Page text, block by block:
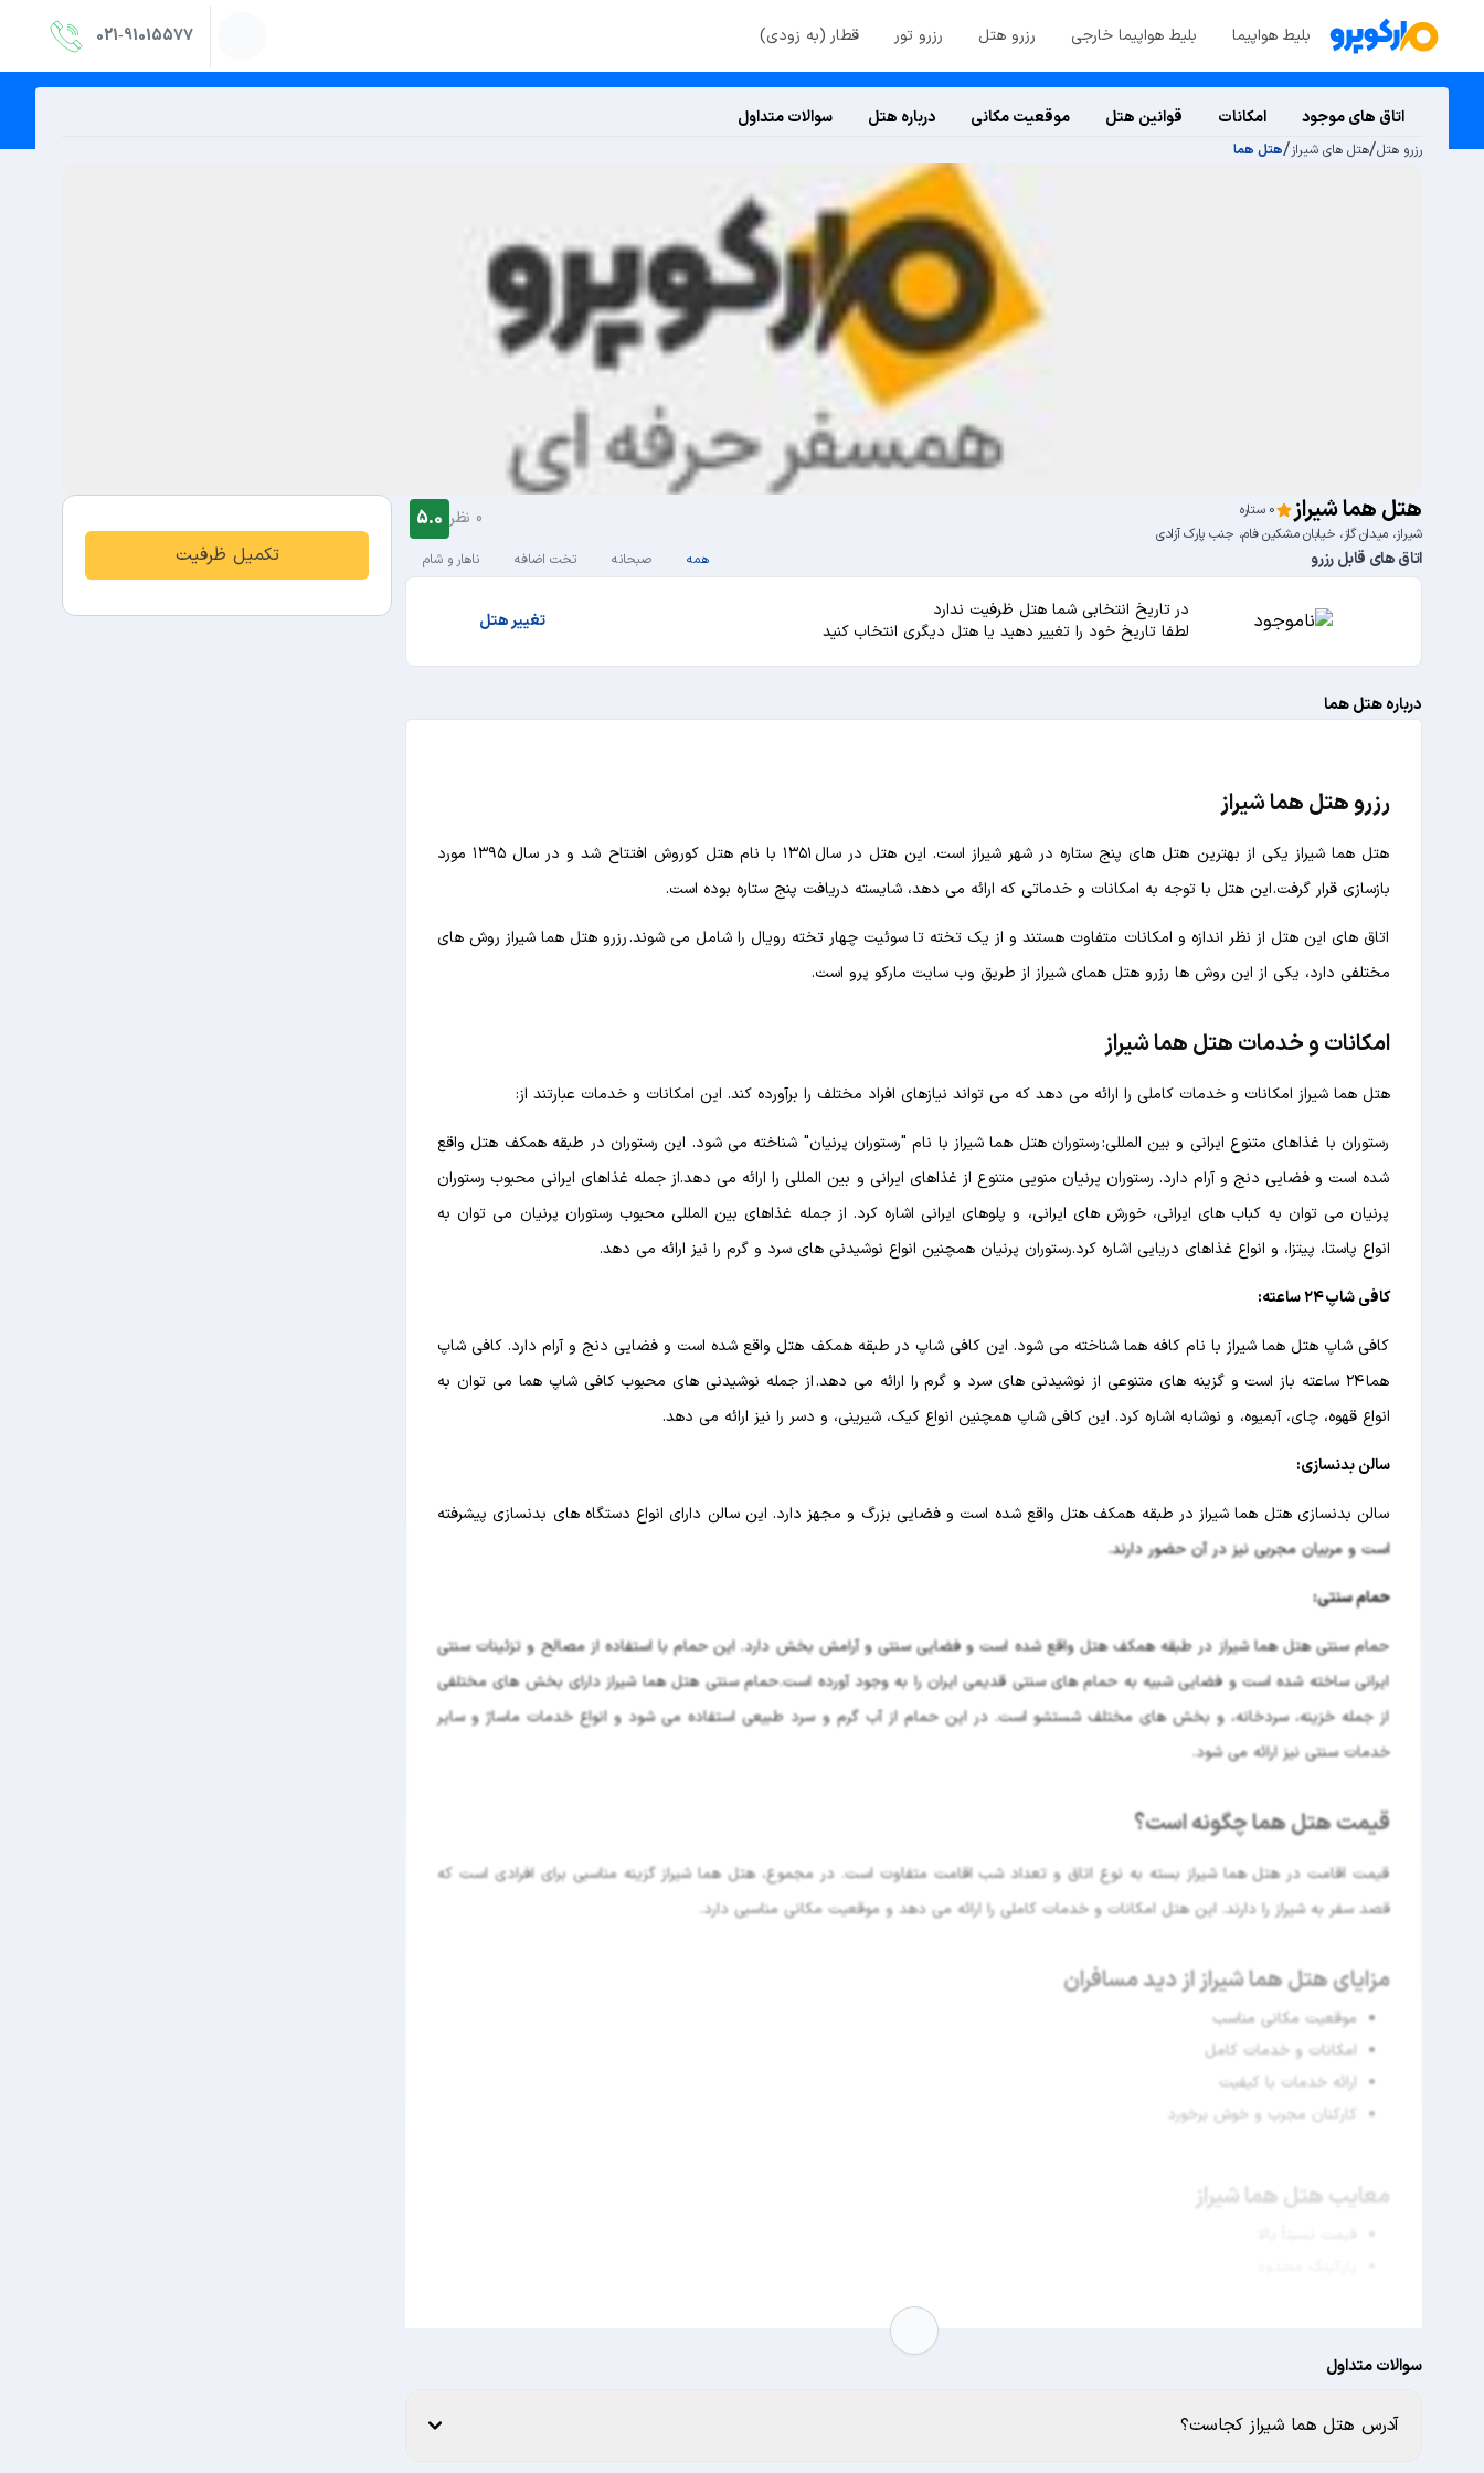
بلیط هواپیما بلیط هواپیما خارجی رزرو هتل رزرو تور قطار (به زودی) 021‑91015577
اتاق های موجود امکانات قوانین هتل موقعیت مکانی درباره هتل سوالات متداول
رزرو هتل/هتل های شیراز/هتل هما
هتل هما شیراز
0 ستاره
شيراز، میدان گاز، خيابان مشكين فام، جنب پارک آزادی
0 نظر 5.0
اتاق های قابل رزرو همه صبحانه تخت اضافه ناهار و شام
در تاریخ انتخابی شما هتل ظرفیت ندارد
لطفا تاریخ خود را تغییر دهید یا هتل دیگری انتخاب کنید
تغییر هتل
درباره هتل هما
رزرو هتل هما شیراز
هتل هما شیراز یکی از بهترین هتل های پنج ستاره در شهر شیراز است. این هتل در سال ۱۳۵۱ با نام هتل کوروش افتتاح شد و در سال ۱۳۹۵ مورد
بازسازی قرار گرفت. این هتل با توجه به امکانات و خدماتی که ارائه می دهد، شایسته دریافت پنج ستاره بوده است.
اتاق های این هتل از نظر اندازه و امکانات متفاوت هستند و از یک تخته تا سوئیت چهار تخته رویال را شامل می شوند. رزرو هتل هما شیراز روش های
مختلفی دارد، یکی از این روش ها رزرو هتل همای شیراز از طریق وب سایت مارکو پرو است.
امکانات و خدمات هتل هما شیراز
هتل هما شیراز امکانات و خدمات کاملی را ارائه می دهد که می تواند نیازهای افراد مختلف را برآورده کند. این امکانات و خدمات عبارتند از:
رستوران با غذاهای متنوع ایرانی و بین المللی: رستوران هتل هما شیراز با نام "رستوران پرنیان" شناخته می شود. این رستوران در طبقه همکف هتل واقع
شده است و فضایی دنج و آرام دارد. رستوران پرنیان منویی متنوع از غذاهای ایرانی و بین المللی را ارائه می دهد.از جمله غذاهای ایرانی محبوب رستوران
پرنیان می توان به کباب های ایرانی، خورش های ایرانی، و پلوهای ایرانی اشاره کرد. از جمله غذاهای بین المللی محبوب رستوران پرنیان می توان به
انواع پاستا، پیتزا، و انواع غذاهای دریایی اشاره کرد.رستوران پرنیان همچنین انواع نوشیدنی های سرد و گرم را نیز ارائه می دهد.
کافی شاپ ۲۴ ساعته:
کافی شاپ هتل هما شیراز با نام کافه هما شناخته می شود. این کافی شاپ در طبقه همکف هتل واقع شده است و فضایی دنج و آرام دارد. کافی شاپ
هما ۲۴ ساعته باز است و گزینه های متنوعی از نوشیدنی های سرد و گرم را ارائه می دهد. از جمله نوشیدنی های محبوب کافی شاپ هما می توان به
انواع قهوه، چای، آبمیوه، و نوشابه اشاره کرد. این کافی شاپ همچنین انواع کیک، شیرینی، و دسر را نیز ارائه می دهد.
سالن بدنسازی:
سالن بدنسازی هتل هما شیراز در طبقه همکف هتل واقع شده است و فضایی بزرگ و مجهز دارد. این سالن دارای انواع دستگاه های بدنسازی پیشرفته
است و مربیان مجربی نیز در آن حضور دارند.
حمام سنتی:
حمام سنتی هتل هما شیراز در طبقه همکف هتل واقع شده است و فضایی سنتی و آرامش بخش دارد. این حمام با استفاده از مصالح و تزئینات سنتی
ایرانی ساخته شده است و فضایی شبیه به حمام های سنتی قدیمی ایران را به وجود آورده است. حمام سنتی هتل هما شیراز دارای بخش های مختلفی
از جمله خزینه، سردخانه، و بخش های مختلف شستشو است. در این حمام از آب گرم و سرد طبیعی استفاده می شود و انواع خدمات ماساژ و سایر
خدمات سنتی نیز ارائه می شود.
قیمت هتل هما چگونه است؟
قیمت اقامت در هتل هما شیراز بسته به نوع اتاق و تعداد شب اقامت متفاوت است. در مجموع، هتل هما شیراز گزینه مناسبی برای افرادی است که
قصد سفر به شیراز را دارند. این هتل امکانات و خدمات کاملی را ارائه می دهد و موقعیت مکانی مناسبی دارد.
مزایای هتل هما شیراز از دید مسافران
موقعیت مکانی مناسب
امکانات و خدمات کامل
ارائه خدمات با کیفیت
کارکنان مجرب و خوش برخورد
معایب هتل هما شیراز
سوالات متداول
آدرس هتل هما شیراز کجاست؟
تکمیل ظرفیت